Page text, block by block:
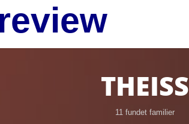
THEISS
11 fundet familier